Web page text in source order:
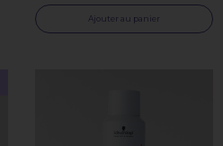
Ajouter au panier